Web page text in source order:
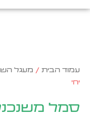
עמוד הבית / מעגל
יח'
סמל משנכנס